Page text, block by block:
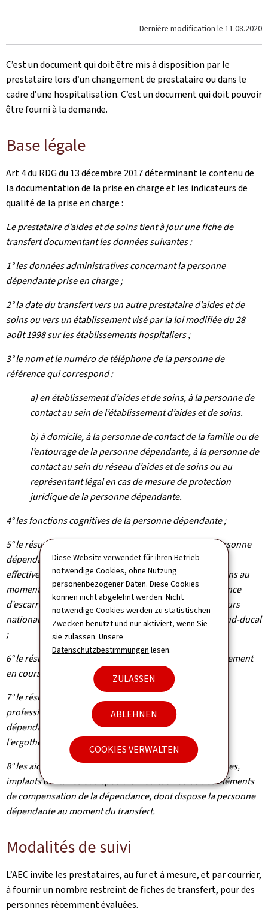
Diese Website verwendet für ihren Betrieb
notwendige Cookies, ohne Nutzung
personenbezogener Daten. Diese Cookies
können nicht abgelehnt werden. Nicht
notwendige Cookies werden zu statistischen
Zwecken benutzt und nur aktiviert, wenn Sie
sie zulassen. Unsere
Datenschutzbestimmungen lesen.
ZULASSEN
ABLEHNEN
COOKIES VERWALTEN
Dernière modification le 11.08.2020
C’est un document qui doit être mis à disposition par le
prestataire lors d’un changement de prestataire ou dans le
cadre d’une hospitalisation. C’est un document qui doit pouvoir
être fourni à la demande.
Base légale
Art 4 du RDG du 13 décembre 2017 déterminant le contenu de
la documentation de la prise en charge et les indicateurs de
qualité de la prise en charge :
Le prestataire d’aides et de soins tient à jour une fiche de
transfert documentant les données suivantes :
1° les données administratives concernant la personne
dépendante prise en charge ;
2° la date du transfert vers un autre prestataire d’aides et de
soins ou vers un établissement visé par la loi modifiée du 28
août 1998 sur les établissements hospitaliers ;
3° le nom et le numéro de téléphone de la personne de
référence qui correspond :
a) en établissement d’aides et de soins, à la personne de
contact au sein de l’établissement d’aides et de soins.
b) à domicile, à la personne de contact de la famille ou de
l’entourage de la personne dépendante, à la personne de
contact au sein du réseau d’aides et de soins ou au
représentant légal en cas de mesure de protection
juridique de la personne dépendante.
4° les fonctions cognitives de la personne dépendante ;
5° le résumé soignant détaillant l’état de santé de la personne
dépendante au moment du transfert, les aides et soins
effectivement fournis par le prestataire d’aides et de soins au
moment du transfert, ainsi que, le cas échéant, la présence
d’escarres mesurées dans le cadre du suivi des indicateurs
nationaux visés au chapitre 2 du présent règlement grand-ducal
;
6° le résumé médical qui comprend au minimum le traitement
en cours au moment du transfert ;
7° le résumé des interventions régulières d’autres
professionnels dans la prise en charge de la personne
dépendante, à savoir notamment le kinésithérapeute,
l’ergothérapeute, l’orthophoniste ;
8° les aides techniques, les orthèses, prothèses, épithèses,
implants dentaires et dispositifs médicaux ou autres éléments
de compensation de la dépendance, dont dispose la personne
dépendante au moment du transfert.
Modalités de suivi
L’AEC invite les prestataires, au fur et à mesure, et par courrier,
à fournir un nombre restreint de fiches de transfert, pour des
personnes récemment évaluées.